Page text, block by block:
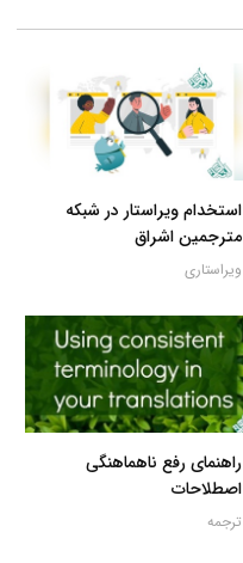
استخدام ویراستار در شبکه
مترجمین اشراق
ویراستاری
راهنمای رفع ناهماهنگی
اصطلاحات
ترجمه